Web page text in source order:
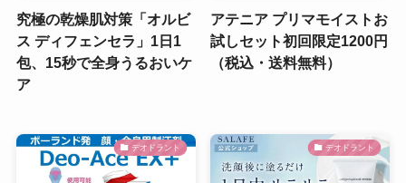
究極の乾燥肌対策「オルビ
ス ディフェンセラ」1日1
包、15秒で全身うるおいケ
ア
アテニア プリマモイストお
試しセット初回限定1200円
（税込・送料無料）
デオドラント デオドラント